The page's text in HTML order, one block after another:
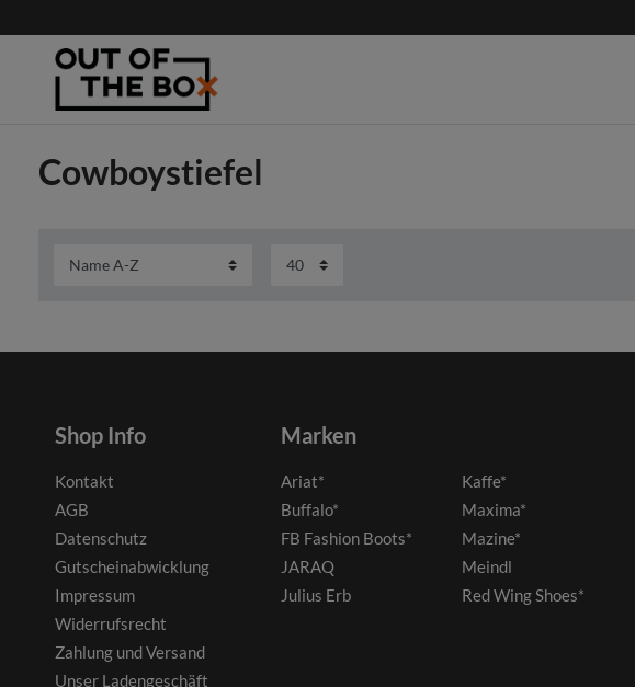
Cowboystiefel
Shop Info
Kontakt
AGB
Datenschutz
Gutscheinabwicklung
Impressum
Widerrufsrecht
Zahlung und Versand
Unser Ladengeschäft
Marken
Ariat*
Buffalo*
FB Fashion Boots*
JARAQ
Julius Erb
Kaffe*
Maxima*
Mazine*
Meindl
Red Wing Shoes*